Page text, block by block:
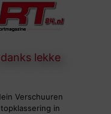
lekke
Verschuuren
in